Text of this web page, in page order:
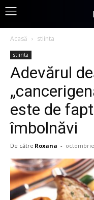
Acasă stiinta
stiinta
Adevărul
este de
îmbolnăvi
De către Roxana -